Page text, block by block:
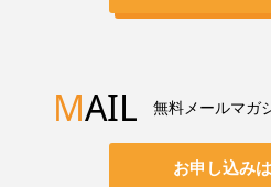
MAIL 無料メールマガ
お申し込み